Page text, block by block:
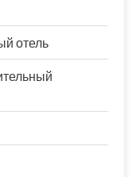
отель